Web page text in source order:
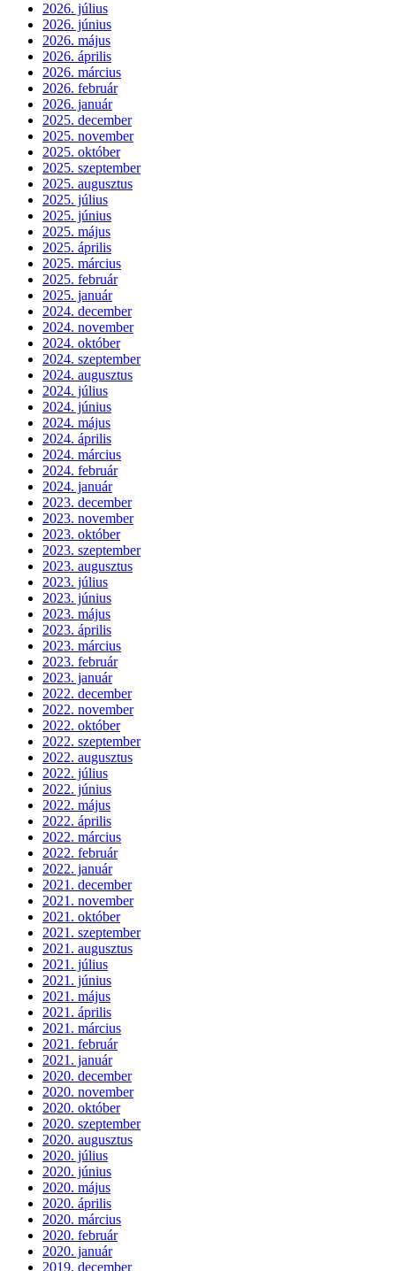
2026. július
2026. június
2026. május
2026. április
2026. március
2026. február
2026. január
2025. december
2025. november
2025. október
2025. szeptember
2025. augusztus
2025. július
2025. június
2025. május
2025. április
2025. március
2025. február
2025. január
2024. december
2024. november
2024. október
2024. szeptember
2024. augusztus
2024. július
2024. június
2024. május
2024. április
2024. március
2024. február
2024. január
2023. december
2023. november
2023. október
2023. szeptember
2023. augusztus
2023. július
2023. június
2023. május
2023. április
2023. március
2023. február
2023. január
2022. december
2022. november
2022. október
2022. szeptember
2022. augusztus
2022. július
2022. június
2022. május
2022. április
2022. március
2022. február
2022. január
2021. december
2021. november
2021. október
2021. szeptember
2021. augusztus
2021. július
2021. június
2021. május
2021. április
2021. március
2021. február
2021. január
2020. december
2020. november
2020. október
2020. szeptember
2020. augusztus
2020. július
2020. június
2020. május
2020. április
2020. március
2020. február
2020. január
2019. december